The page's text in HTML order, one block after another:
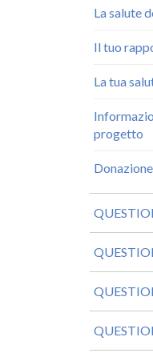
La salute
Il tuo
La tua
progetto